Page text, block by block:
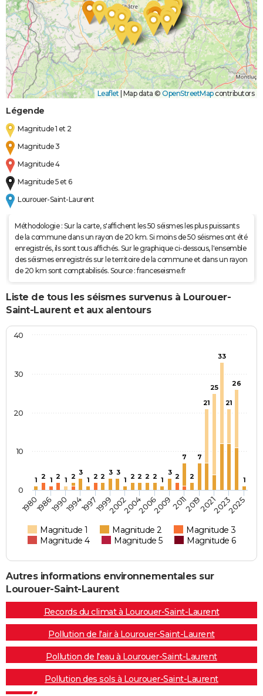
Leaflet | Map data © OpenStreetMapcontributors
Légende
Magnitude 1 et 2
Magnitude 3
Magnitude 4
Magnitude 5 et 6
Lourouer-Saint-Laurent
Méthodologie : Sur la carte, s'affichent les 50 séismes les plus puissants
de la commune dans un rayon de 20 km. Si moins de 50 séismes ont été
enregistrés, ils sont tous affichés. Sur le graphique ci-dessous, l'ensemble
des séismes enregistrés sur le territoire de la commune et dans un rayon
de 20 km sont comptabilisés. Source : franceseisme.fr
Liste de tous les séismes survenus à Lourouer-
Saint-Laurent et aux alentours
1 2 1 2 1 2 3
1 2 2 3 3
1 2 2 2 2 1
3 2
7
2
7
21
25
33
21
26
1
Magnitude 1 Magnitude 2
Magnitude 3
Magnitude 4
Magnitude 5 Magnitude 6
198019861990199419971999200220042006200920112019202120232025
0
10
20
30
40
Autres informations environnementales sur
Lourouer-Saint-Laurent
Records du climat à Lourouer-Saint-Laurent
Pollution de l'air à Lourouer-Saint-Laurent
Pollution de l'eau à Lourouer-Saint-Laurent
Pollution des sols à Lourouer-Saint-Laurent